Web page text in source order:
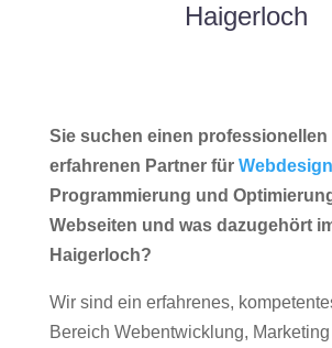
Haigerloch
Sie suchen einen professionellen
erfahrenen Partner für Webdesign
Programmierung und
Webseiten und was dazugehört
Haigerloch?
Wir sind ein erfahrenes,
Bereich Webentwicklung, Marketing